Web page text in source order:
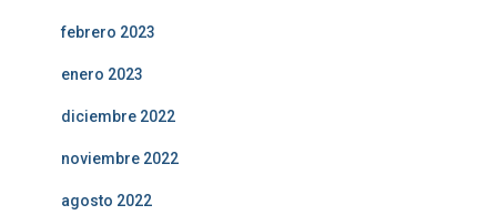
febrero 2023
enero 2023
diciembre 2022
noviembre 2022
agosto 2022